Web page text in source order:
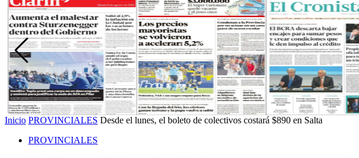
Inicio PROVINCIALES Desde el lunes, el boleto de colectivos costará $890 en Salta
PROVINCIALES